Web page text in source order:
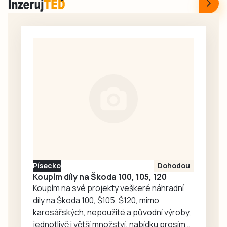
společnost ČEVAK
zveřejnila, že
došlo ve čtvrtek 6.
srpna krátce po
Písecko Dohodou
Koupím díly na Škoda 100, 105, 120
Koupím na své projekty veškeré náhradní
díly na Škoda 100, Š105, Š120, mimo
karosářských, nepoužité a původní výroby,
jednotlivě i větší množství, nabídku prosím